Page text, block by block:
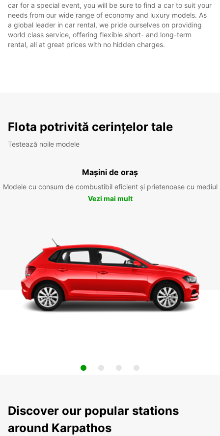
car for a special event, you will be sure to find a car to suit your
needs from our wide range of economy and luxury models. As
a global leader in car rental, we pride ourselves on providing
world class service, offering flexible short- and long-term
rental, all at great prices with no hidden charges.
Flota potrivită cerințelor tale
Testează noile modele
Mașini de oraș
Modele cu consum de combustibil eficient și prietenoase cu mediul
Vezi mai mult
Discover our popular stations
around Karpathos